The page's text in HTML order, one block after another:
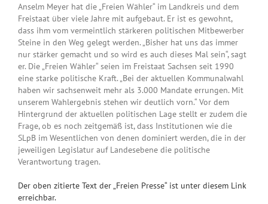
Anselm Meyer hat die „Freien Wähler“ im Landkreis und dem
Freistaat über viele Jahre mit aufgebaut. Er ist es gewohnt,
dass ihm vom vermeintlich stärkeren politischen Mitbewerber
Steine in den Weg gelegt werden. „Bisher hat uns das immer
nur stärker gemacht und so wird es auch dieses Mal sein“, sagt
er. Die „Freien Wähler“ seien im Freistaat Sachsen seit 1990
eine starke politische Kraft. „Bei der aktuellen Kommunalwahl
haben wir sachsenweit mehr als 3.000 Mandate errungen. Mit
unserem Wahlergebnis stehen wir deutlich vorn.“ Vor dem
Hintergrund der aktuellen politischen Lage stellt er zudem die
Frage, ob es noch zeitgemäß ist, dass Institutionen wie die
SLpB im Wesentlichen von denen dominiert werden, die in der
jeweiligen Legislatur auf Landesebene die politische
Verantwortung tragen.
Der oben zitierte Text der „Freien Presse“ ist unter diesem Link
erreichbar.